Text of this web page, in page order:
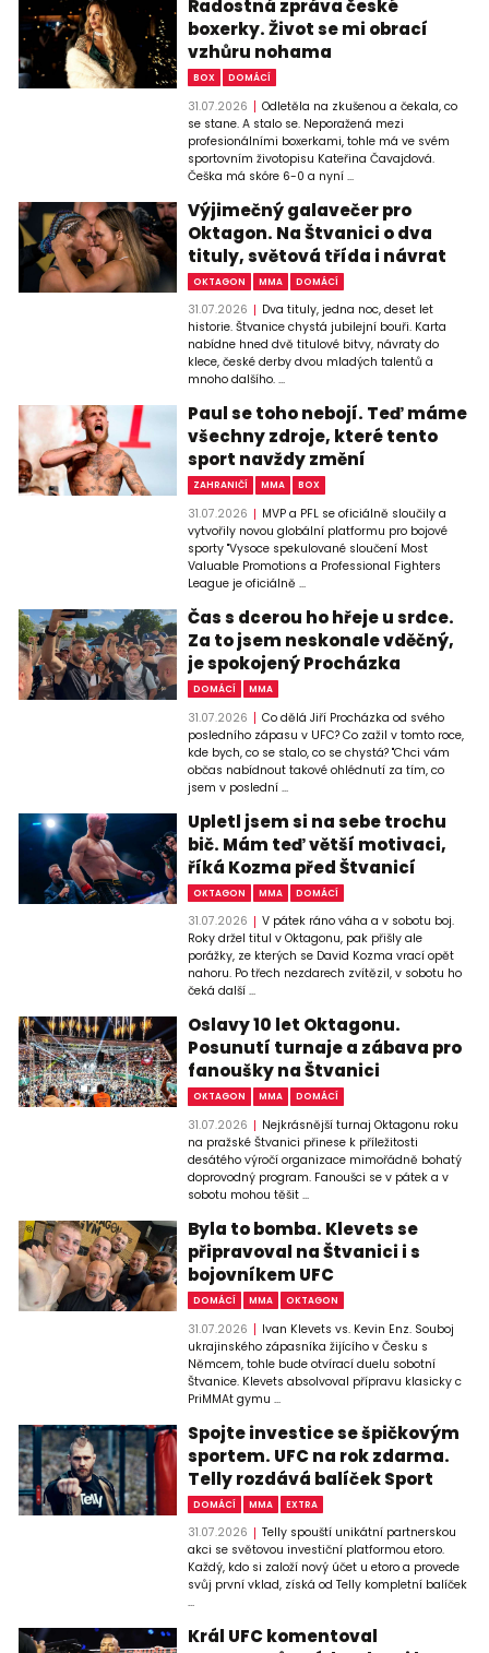
Radostná zpráva české
boxerky. Život se mi obrací
vzhůru nohama
BOX DOMÁCÍ
31.07.2026
Odletěla na zkušenou a čekala, co
se stane. A stalo se. Neporažená mezi
profesionálními boxerkami, tohle má ve svém
sportovním životopisu Kateřina Čavajdová.
Češka má skóre 6-0 a nyní ...
Výjimečný galavečer pro
Oktagon. Na Štvanici o dva
tituly, světová třída i návrat
OKTAGON MMA DOMÁCÍ
31.07.2026
Dva tituly, jedna noc, deset let
historie. Štvanice chystá jubilejní bouři. Karta
nabídne hned dvě titulové bitvy, návraty do
klece, české derby dvou mladých talentů a
mnoho dalšího. ...
Paul se toho nebojí. Teď máme
všechny zdroje, které tento
sport navždy změní
ZAHRANIČÍ MMA BOX
31.07.2026
MVP a PFL se oficiálně sloučily a
vytvořily novou globální platformu pro bojové
sporty "Vysoce spekulované sloučení Most
Valuable Promotions a Professional Fighters
League je oficiálně ...
Čas s dcerou ho hřeje u srdce.
Za to jsem neskonale vděčný,
je spokojený Procházka
DOMÁCÍ MMA
31.07.2026
Co dělá Jiří Procházka od svého
posledního zápasu v UFC? Co zažil v tomto roce,
kde bych, co se stalo, co se chystá? "Chci vám
občas nabídnout takové ohlédnutí za tím, co
jsem v poslední ...
Upletl jsem si na sebe trochu
bič. Mám teď větší motivaci,
říká Kozma před Štvanicí
OKTAGON MMA DOMÁCÍ
31.07.2026
V pátek ráno váha a v sobotu boj.
Roky držel titul v Oktagonu, pak přišly ale
porážky, ze kterých se David Kozma vrací opět
nahoru. Po třech nezdarech zvítězil, v sobotu ho
čeká další ...
Oslavy 10 let Oktagonu.
Posunutí turnaje a zábava pro
fanoušky na Štvanici
OKTAGON MMA DOMÁCÍ
31.07.2026
Nejkrásnější turnaj Oktagonu roku
na pražské Štvanici přinese k příležitosti
desátého výročí organizace mimořádně bohatý
doprovodný program. Fanoušci se v pátek a v
sobotu mohou těšit ...
Byla to bomba. Klevets se
připravoval na Štvanici i s
bojovníkem UFC
DOMÁCÍ MMA OKTAGON
31.07.2026
Ivan Klevets vs. Kevin Enz. Souboj
ukrajinského zápasníka žijícího v Česku s
Němcem, tohle bude otvírací duelu sobotní
Štvanice. Klevets absolvoval přípravu klasicky c
PriMMAt gymu ...
Spojte investice se špičkovým
sportem. UFC na rok zdarma.
Telly rozdává balíček Sport
DOMÁCÍ MMA EXTRA
31.07.2026
Telly spouští unikátní partnerskou
akci se světovou investiční platformou etoro.
Každý, kdo si založí nový účet u etoro a provede
svůj první vklad, získá od Telly kompletní balíček
...
Král UFC komentoval